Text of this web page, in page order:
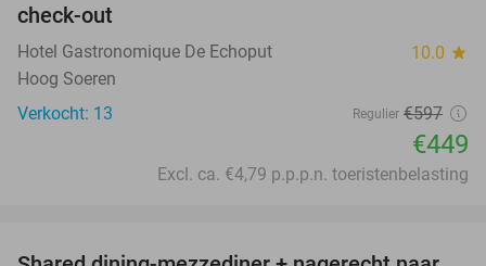
check-out
Hotel Gastronomique De Echoput 10.0 star
Hoog Soeren
Verkocht: 13
Regulier €597
€449
Excl. ca. €4,79 p.p.p.n. toeristenbelasting